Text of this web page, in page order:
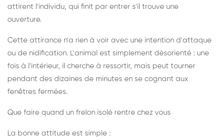
attirent l'individu, qui finit par entrer s'il trouve une
ouverture.
Cette attirance n'a rien à voir avec une intention d'attaque
ou de nidification. L'animal est simplement désorienté : une
fois à l'intérieur, il cherche à ressortir, mais peut tourner
pendant des dizaines de minutes en se cognant aux
fenêtres fermées.
Que faire quand un frelon isolé rentre chez vous
La bonne attitude est simple :